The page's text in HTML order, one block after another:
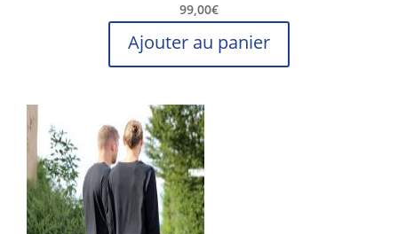
99,00€
Ajouter au panier